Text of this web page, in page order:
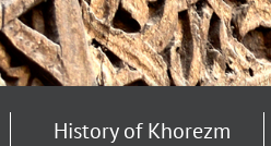
History of Khorezm